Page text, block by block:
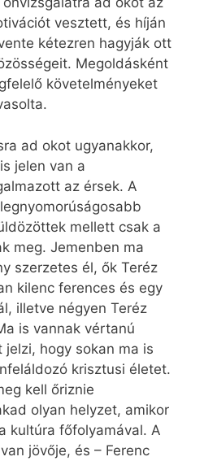
vesztett, és híján
kétezren hagyják ott
Megoldásként
követelményeket
ad okot ugyanakkor,
jelen van a
az érsek. A
mellett csak a
meg. Jemenben ma
szerzetes él, ők Teréz
kilenc ferences és egy
illetve négyen Teréz
is vannak vértanú
hogy sokan ma is
krisztusi életet.
kell őriznie
olyan helyzet, amikor
kultúra főfolyamával. A
jövője, és – Ferenc